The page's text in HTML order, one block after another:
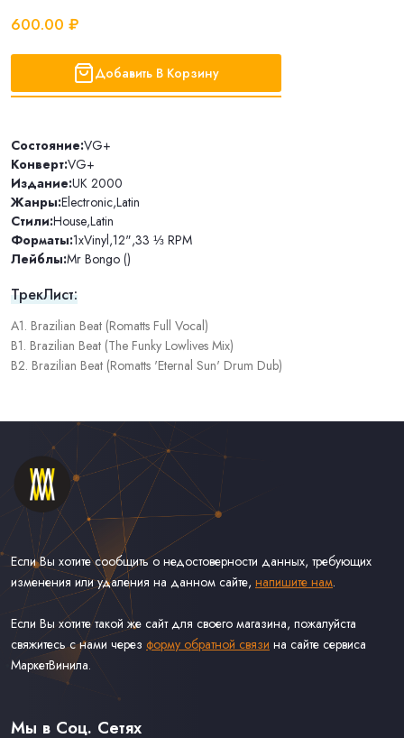
600.00 ₽
Добавить В Корзину
Состояние:VG+
Конверт:VG+
Издание:UK 2000
Жанры:Electronic,Latin
Стили:House,Latin
Форматы:1xVinyl,12",33 ⅓ RPM
Лейблы:Mr Bongo ()
ТрекЛист:
A1. Brazilian Beat (Romatts Full Vocal)
B1. Brazilian Beat (The Funky Lowlives Mix)
B2. Brazilian Beat (Romatts 'Eternal Sun' Drum Dub)
Если Вы хотите сообщить о недостоверности данных, требующих
изменения или удаления на данном сайте, напишите нам.
Если Вы хотите такой же сайт для своего магазина, пожалуйста
свяжитесь с нами через форму обратной связи на сайте сервиса
МаркетВинила.
Каталог Винила, CD и Кассет
Доставка и Оплата
Мы в Соц. Сетях